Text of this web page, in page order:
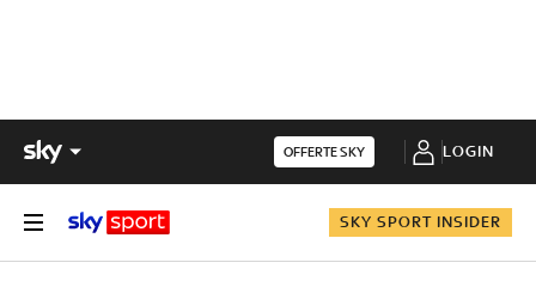
OFFERTE SKY LOGIN
SKY SPORT INSIDER